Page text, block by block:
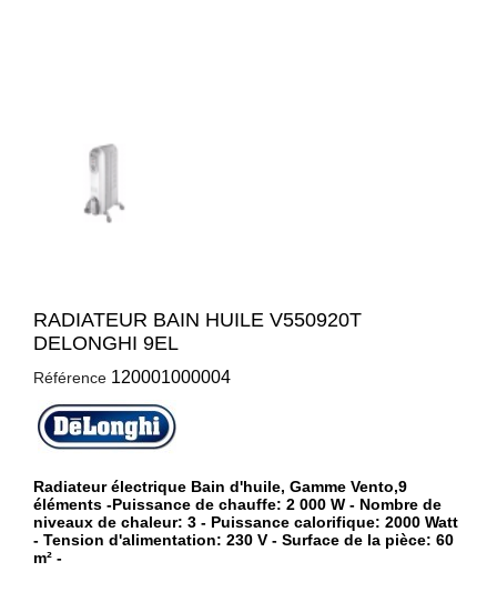
RADIATEUR BAIN HUILE V550920T
DELONGHI 9EL
Référence 120001000004
Radiateur électrique Bain d'huile, Gamme Vento,9
éléments -Puissance de chauffe: 2 000 W - Nombre de
niveaux de chaleur: 3 - Puissance calorifique: 2000 Watt
- Tension d'alimentation: 230 V - Surface de la pièce: 60
m² -